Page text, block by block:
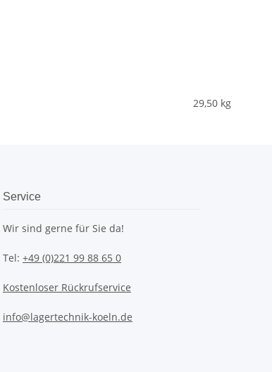
29,50 kg
Service
Wir sind gerne für Sie da!
Tel: +49 (0)221 99 88 65 0
Kostenloser Rückrufservice
info@lagertechnik-koeln.de